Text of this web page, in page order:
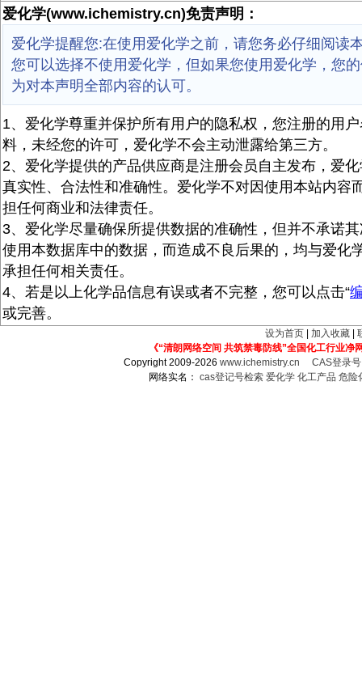
爱化学(www.ichemistry.cn)免责声明：
爱化学提醒您:在使用爱化学之前，请您务必仔细阅读
您可以选择不使用爱化学，但如果您使用爱化学，您
为对本声明全部内容的认可。
1、爱化学尊重并保护所有用户的隐私权，您注册的用
料，未经您的许可，爱化学不会主动泄露给第三方。
2、爱化学提供的产品供应商是注册会员自主发布，爱
真实性、合法性和准确性。爱化学不对因使用本站内容
担任何商业和法律责任。
3、爱化学尽量确保所提供数据的准确性，但并不承诺
使用本数据库中的数据，而造成不良后果的，均与爱化
承担任何相关责任。
4、若是以上化学品信息有误或者不完整，您可以点击“
或完善。
设为首页 加入收藏
《“清朗网络空间 共筑禁毒防线”全国化工行业净
Copyright 2009-2026www.ichemistry.cn
CAS登录
网络实名： cas登记号检索 爱化学 化工产品 危险